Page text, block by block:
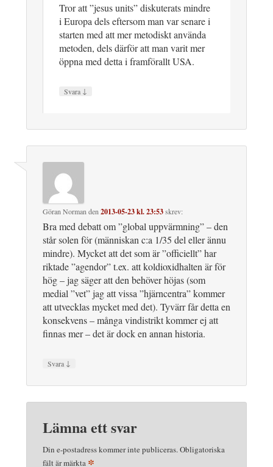
Tror att ”jesus units” diskuterats mindre
i Europa dels eftersom man var senare i
starten med att mer metodiskt använda
metoden, dels därför att man varit mer
öppna med detta i framförallt USA.
Svara ↓
Göran Norman den 2013-05-23 kl. 23:53skrev:
Bra med debatt om ”global uppvärmning” – den
står solen för (människan c:a 1/35 del eller ännu
mindre). Mycket att det som är ”officiellt” har
riktade ”agendor” t.ex. att koldioxidhalten är för
hög – jag säger att den behöver höjas (som
medial ”vet” jag att vissa ”hjärncentra” kommer
att utvecklas mycket med det). Tyvärr får detta en
konsekvens – många vindistrikt kommer ej att
finnas mer – det är dock en annan historia.
Svara ↓
Lämna ett svar
Din e-postadress kommer inte publiceras.Obligatoriska
fält är märkta